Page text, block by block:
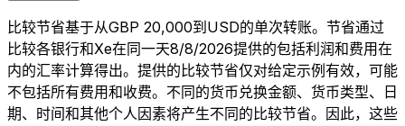
比较节省基于从GBP 20,000到USD的单次转账。节省通过
比较各银行和Xe在同一天8/8/2026提供的包括利润和费用在
内的汇率计算得出。提供的比较节省仅对给定示例有效，可能
不包括所有费用和收费。不同的货币兑换金额、货币类型、日
期、时间和其他个人因素将产生不同的比较节省。因此，这些